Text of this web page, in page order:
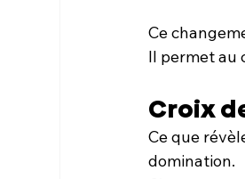
Ce
Il permet au
Croix
Ce que
domination.